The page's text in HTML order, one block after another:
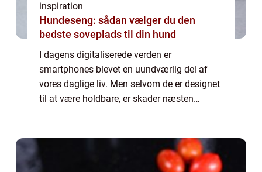
inspiration
Hundeseng: sådan vælger du den
bedste soveplads til din hund
I dagens digitaliserede verden er
smartphones blevet en uundværlig del af
vores daglige liv. Men selvom de er designet
til at være holdbare, er skader næsten